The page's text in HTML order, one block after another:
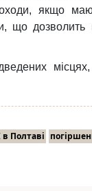
якщо
що дозволить
в Полтаві